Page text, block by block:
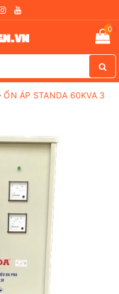
0
ỔN ÁP STANDA 60KVA 3